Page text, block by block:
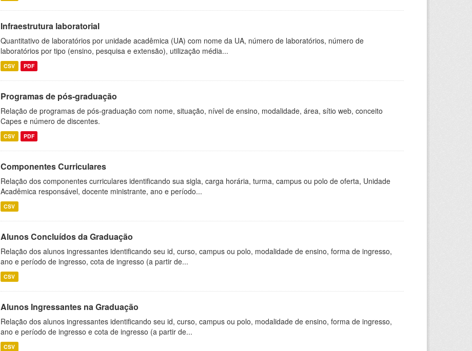
Infraestrutura laboratorial
Quantitativo de laboratórios por unidade acadêmica (UA) com nome da UA, número de laboratórios, número de
laboratórios por tipo (ensino, pesquisa e extensão), utilização média...
CSV PDF
Programas de pós-graduação
Relação de programas de pós-graduação com nome, situação, nível de ensino, modalidade, área, sítio web, conceito
Capes e número de discentes.
CSV PDF
Componentes Curriculares
Relação dos componentes curriculares identificando sua sigla, carga horária, turma, campus ou polo de oferta, Unidade
Acadêmica responsável, docente ministrante, ano e período...
CSV
Alunos Concluídos da Graduação
Relação dos alunos ingressantes identificando seu id, curso, campus ou polo, modalidade de ensino, forma de ingresso,
ano e período de ingresso, cota de ingresso (a partir de...
CSV
Alunos Ingressantes na Graduação
Relação dos alunos ingressantes identificando seu id, curso, campus ou polo, modalidade de ensino, forma de ingresso,
ano e período de ingresso e cota de ingresso (a partir de...
CSV